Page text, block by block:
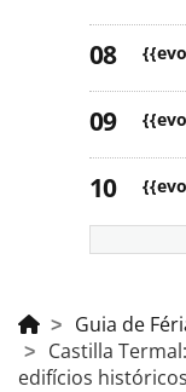
Guia de
Castilla
edifícios históricos